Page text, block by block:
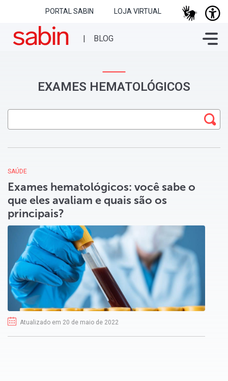
PORTAL SABIN LOJA VIRTUAL
EXAMES HEMATOLÓGICOS
Atualizado em 20 de maio de 2022
SAÚDE
Exames hematológicos: você sabe o
que eles avaliam e quais são os
principais?